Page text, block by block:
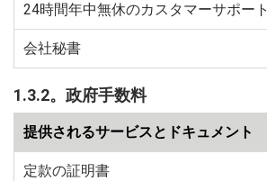
24時間年中無休のカスタマーサポート
会社秘書
1.3.2。政府手数料
提供されるサービスとドキュメント
定款の証明書